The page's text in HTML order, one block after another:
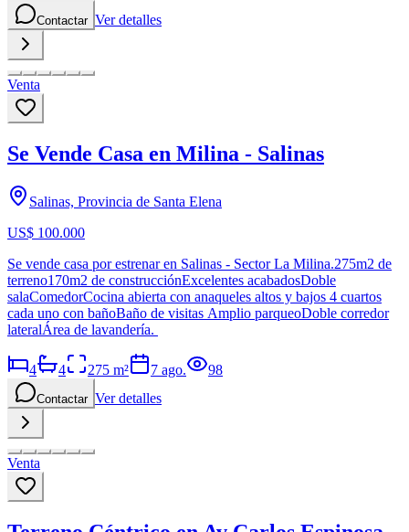
Contactar Ver detalles
Venta
Se Vende Casa en Milina - Salinas
Salinas, Provincia de Santa Elena
US$ 100.000
Se vende casa por estrenar en Salinas - Sector La Milina.275m2 de
terreno170m2 de construcciónExcelentes acabadosDoble
salaComedorCocina abierta con anaqueles altos y bajos 4 cuartos
cada uno con bañoBaño de visitas Amplio parqueoDoble corredor
lateralÁrea de lavandería.
4 4 275 m² 7 ago. 98
Contactar Ver detalles
Venta